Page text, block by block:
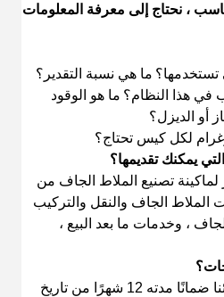
، نحتاج إلى معرفة المعلومات
ما هي نسبة التقدير؟
ما هو الوقود
أو الديزل؟
يمكنك تقديمها؟
تصنيع الملاط الجاف من
الملاط الجاف والنقل والتركيب
، وخدمات ما بعد البيع ،
تمنح MG Machinery لعملائنا ضمانًا مدته 12 شهرًا من تاريخ